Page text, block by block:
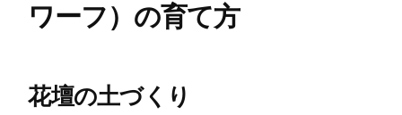
ワーフ）の育て方
花壇の土づくり